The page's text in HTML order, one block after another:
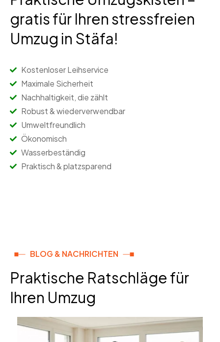
gratis für Ihren stressfreien
Umzug in Stäfa!
Kostenloser Leihservice
Maximale Sicherheit
Nachhaltigkeit, die zählt
Robust & wiederverwendbar
Umweltfreundlich
Ökonomisch
Wasserbeständig
Praktisch & platzsparend
BLOG & NACHRICHTEN
Praktische Ratschläge für
Ihren Umzug